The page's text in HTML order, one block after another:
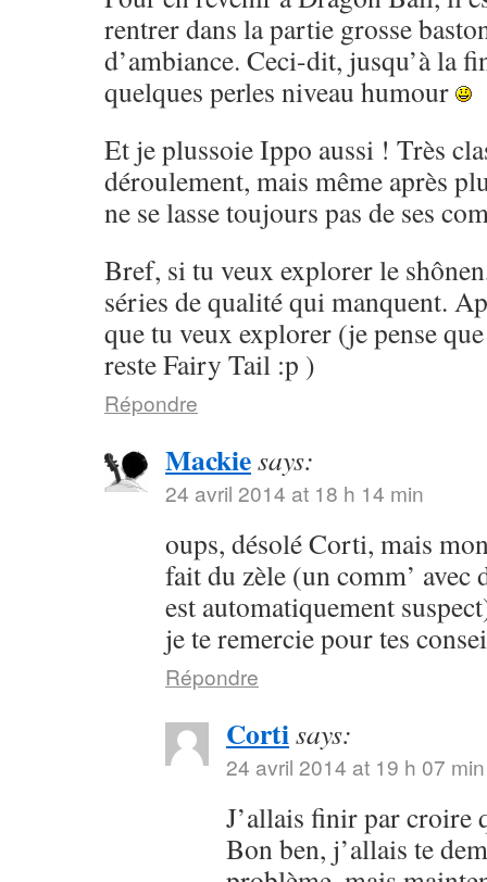
rentrer dans la partie grosse
d’ambiance. Ceci-dit, jusqu’à la
quelques perles niveau humour
Et je plussoie Ippo aussi ! Très
déroulement, mais même après
ne se lasse toujours pas de ses
Bref, si tu veux explorer le
séries de qualité qui manquent.
que tu veux explorer (je pense
reste Fairy Tail :p )
Répondre
Mackiesays:
24 avril 2014 at 18 h 14 min
oups, désolé Corti, mais
fait du zèle (un comm’ avec
est automatiquement
je te remercie pour tes
Répondre
Cortisays:
24 avril 2014 at 19 h 07 min
J’allais finir par croire
Bon ben, j’allais te